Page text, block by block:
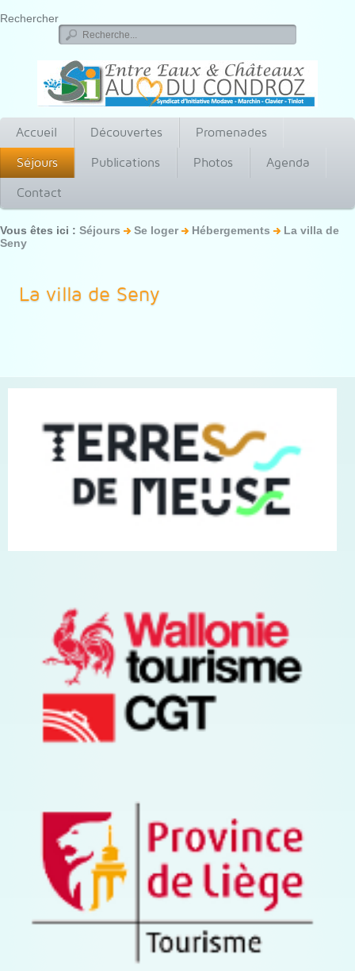
Rechercher
Accueil Découvertes
Promenades
Séjours
Publications Photos
Agenda
Contact
Vous êtes ici : Séjours Se loger Hébergements
La villa de
Seny
La villa de Seny